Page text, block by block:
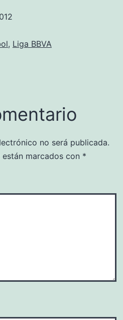
, Liga BBVA
no será publicada.
marcados con *